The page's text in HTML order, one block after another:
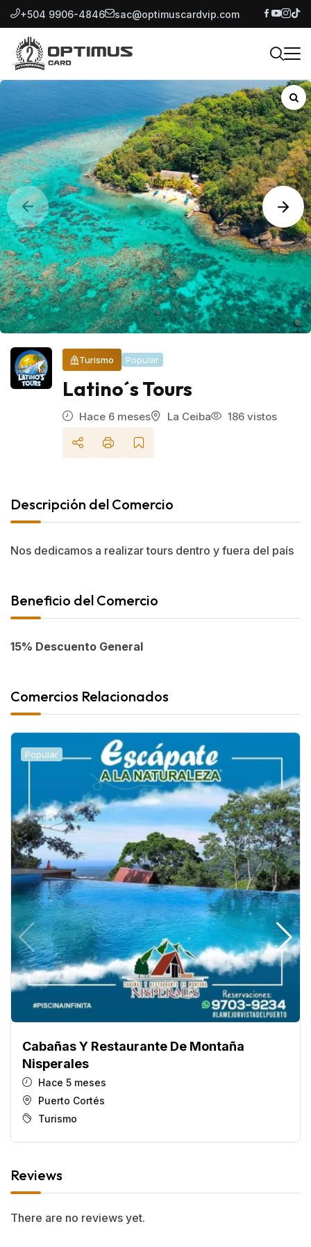
+504 9906-4846 sac@optimuscardvip.com
Turismo Popular
Latino´s Tours
Hace 6 meses La Ceiba 186 vistos
Descripción del Comercio
Nos dedicamos a realizar tours dentro y fuera del país
Beneficio del Comercio
15% Descuento General
Comercios Relacionados
Popular
Cabañas Y Restaurante De Montaña
Nisperales
Hace 5 meses
Puerto Cortés
Turismo
Reviews
There are no reviews yet.